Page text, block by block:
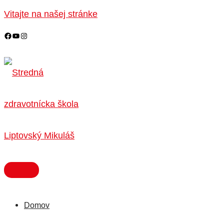
na
obsah
Vitajte na našej stránke
MENU
Domov